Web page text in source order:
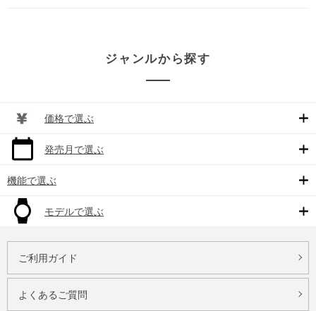
ジャンルから探す
価格で選ぶ
発売月で選ぶ
機能で選ぶ
モデルで選ぶ
ご利用ガイド
よくあるご質問